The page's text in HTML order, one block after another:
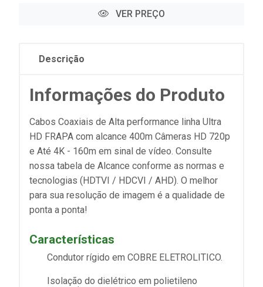
VER PREÇO
Descrição
Informações do Produto
Cabos Coaxiais de Alta performance linha Ultra
HD FRAPA com alcance 400m Câmeras HD 720p
e Até 4K - 160m em sinal de vídeo. Consulte
nossa tabela de Alcance conforme as normas e
tecnologias (HDTVI / HDCVI / AHD). O melhor
para sua resolução de imagem é a qualidade de
ponta a ponta!
Características
Condutor rígido em COBRE ELETROLITICO.
Isolação do dielétrico em polietileno